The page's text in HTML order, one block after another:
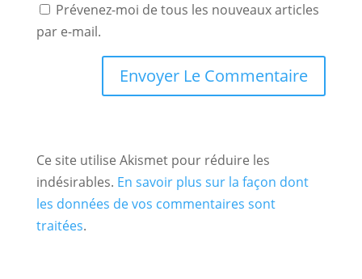
Prévenez-moi de tous les nouveaux articles
par e-mail.
Ce site utilise Akismet pour réduire les
indésirables. En savoir plus sur la façon dont
les données de vos commentaires sont
traitées.